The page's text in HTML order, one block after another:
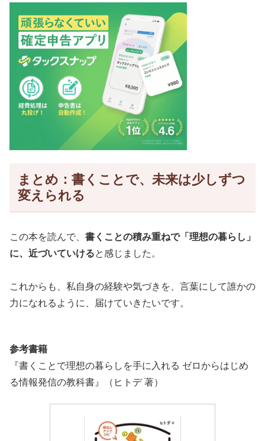
まとめ：書くことで、未来は少しずつ
変えられる
この本を読んで、 書くことの積み重ねで「理想の暮らし」
に、近づいていけると感じました。
これからも、私自身の経験や気づきを、言葉にして誰かの
力になれるように、届けていきたいです。
参考書籍
『書くことで理想の暮らしを手に入れる ゼロからはじめ
る情報発信の教科書』（ヒトデ 著）